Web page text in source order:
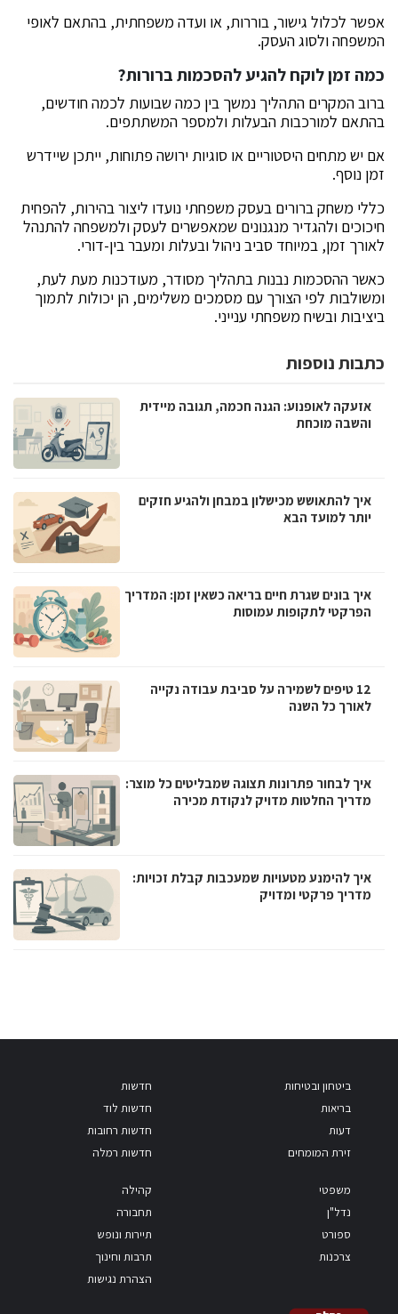
אפשר לכלול גישור, בוררות, או ועדה משפחתית, בהתאם לאופי
המשפחה ולסוג העסק.
כמה זמן לוקח להגיע להסכמות ברורות?
ברוב המקרים התהליך נמשך בין כמה שבועות לכמה חודשים,
בהתאם למורכבות הבעלות ולמספר המשתתפים.
אם יש מתחים היסטוריים או סוגיות ירושה פתוחות, ייתכן שיידרש
זמן נוסף.
כללי משחק ברורים בעסק משפחתי נועדו ליצור בהירות, להפחית
חיכוכים ולהגדיר מנגנונים שמאפשרים לעסק ולמשפחה להתנהל
לאורך זמן, במיוחד סביב ניהול ובעלות ומעבר בין-דורי.
כאשר ההסכמות נבנות בתהליך מסודר, מעודכנות מעת לעת,
ומשולבות לפי הצורך עם מסמכים משלימים, הן יכולות לתמוך
ביציבות ובשיח משפחתי ענייני.
כתבות נוספות
אזעקה לאופנוע: הגנה חכמה, תגובה מיידית
והשבה מוכחת
איך להתאושש מכישלון במבחן ולהגיע חזקים
יותר למועד הבא
איך בונים שגרת חיים בריאה כשאין זמן: המדריך
הפרקטי לתקופות עמוסות
12 טיפים לשמירה על סביבת עבודה נקייה
לאורך כל השנה
איך לבחור פתרונות תצוגה שמבליטים כל מוצר:
מדריך החלטות מדויק לנקודת מכירה
איך להימנע מטעויות שמעכבות קבלת זכויות:
מדריך פרקטי ומדויק
ביטחון ובטיחות
בריאות
דעות
זירת המומחים
חדשות
חדשות לוד
חדשות רחובות
חדשות רמלה
משפטי
נדל"ן
ספורט
צרכנות
קהילה
תחבורה
תיירות ונופש
תרבות וחינוך
הצהרת נגישות